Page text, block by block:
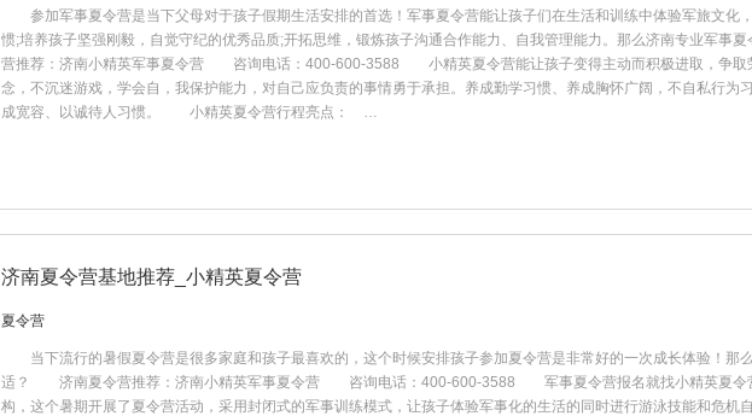
参加军事夏令营是当下父母对于孩子假期生活安排的首选！军事夏令营能让孩子们在生活和训练中体验军旅文化
惯;培养孩子坚强刚毅，自觉守纪的优秀品质;开拓思维，锻炼孩子沟通合作能力、自我管理能力。那么济南专业军
营推荐：济南小精英军事夏令营 咨询电话：400-600-3588 小精英夏令营能让孩子变得主动而积极进取，争取
念，不沉迷游戏，学会自，我保护能力，对自己应负责的事情勇于承担。养成勤学习惯、养成胸怀广阔，不自私行为
成宽容、以诚待人习惯。 小精英夏令营行程亮点： …
济南夏令营基地推荐_小精英夏令营
夏令营
当下流行的暑假夏令营是很多家庭和孩子最喜欢的，这个时候安排孩子参加夏令营是非常好的一次成长体验！那
适？ 济南夏令营推荐：济南小精英军事夏令营 咨询电话：400-600-3588 军事夏令营报名就找小精英夏令营
构，这个暑期开展了夏令营活动，采用封闭式的军事训练模式，让孩子体验军事化的生活的同时进行游泳技能和危机